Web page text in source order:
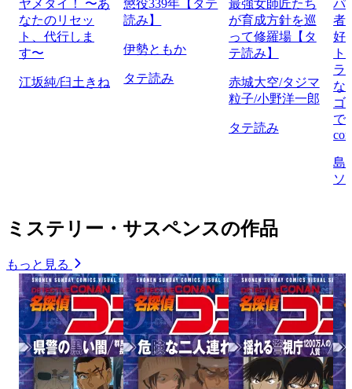
ヤメタイ！ 〜あ
なたのリセッ
ト、代行しま
す〜
江坂純/臼土きね
懲役339年【タテ
読み】
伊勢ともか
タテ読み
最強女師匠たち
が育成方針を巡
って修羅場【タ
テ読み】
赤城大空/タジマ
粒子/小野洋一郎
タテ読み
パ
者
好
ト
ラ
な
ゴ
で
島
ソ
ミステリー・サスペンスの作品
もっと見る